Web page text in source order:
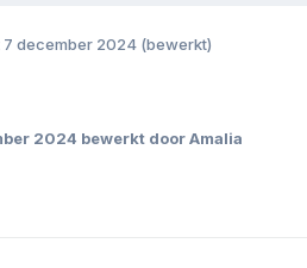
7 december 2024 (bewerkt)
2024 bewerkt door Amalia